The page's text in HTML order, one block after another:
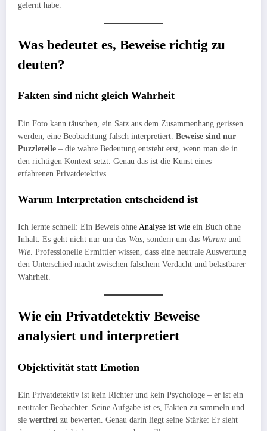
gelernt habe.
Was bedeutet es, Beweise richtig zu
deuten?
Fakten sind nicht gleich Wahrheit
Ein Foto kann täuschen, ein Satz aus dem Zusammenhang gerissen
werden, eine Beobachtung falsch interpretiert. Beweise sind nur
Puzzleteile – die wahre Bedeutung entsteht erst, wenn man sie in
den richtigen Kontext setzt. Genau das ist die Kunst eines
erfahrenen Privatdetektivs.
Warum Interpretation entscheidend ist
Ich lernte schnell: Ein Beweis ohne Analyse ist wie ein Buch ohne
Inhalt. Es geht nicht nur um das Was, sondern um das Warum und
Wie. Professionelle Ermittler wissen, dass eine neutrale Auswertung
den Unterschied macht zwischen falschem Verdacht und belastbarer
Wahrheit.
Wie ein Privatdetektiv Beweise
analysiert und interpretiert
Objektivität statt Emotion
Ein Privatdetektiv ist kein Richter und kein Psychologe – er ist ein
neutraler Beobachter. Seine Aufgabe ist es, Fakten zu sammeln und
sie wertfrei zu bewerten. Genau darin liegt seine Stärke: Er sieht